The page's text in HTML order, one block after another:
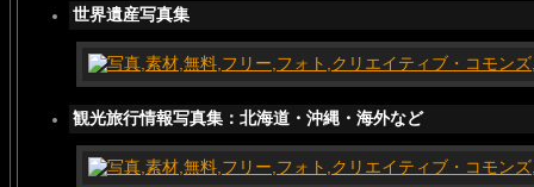
世界遺産写真集
観光旅行情報写真集：北海道・沖縄・海外など